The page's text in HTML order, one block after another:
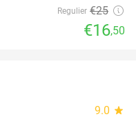
Regulier €25
€16,50
9.0 star